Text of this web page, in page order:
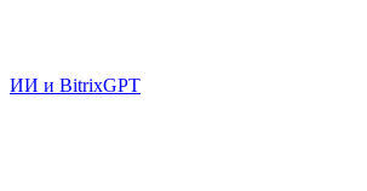
ИИ и BitrixGPT